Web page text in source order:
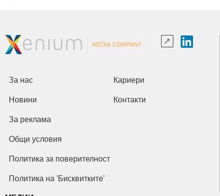
За нас Кариери
Новини Контакти
За реклама
Общи условия
Политика за поверителност
Политика на 'Бисквитките'